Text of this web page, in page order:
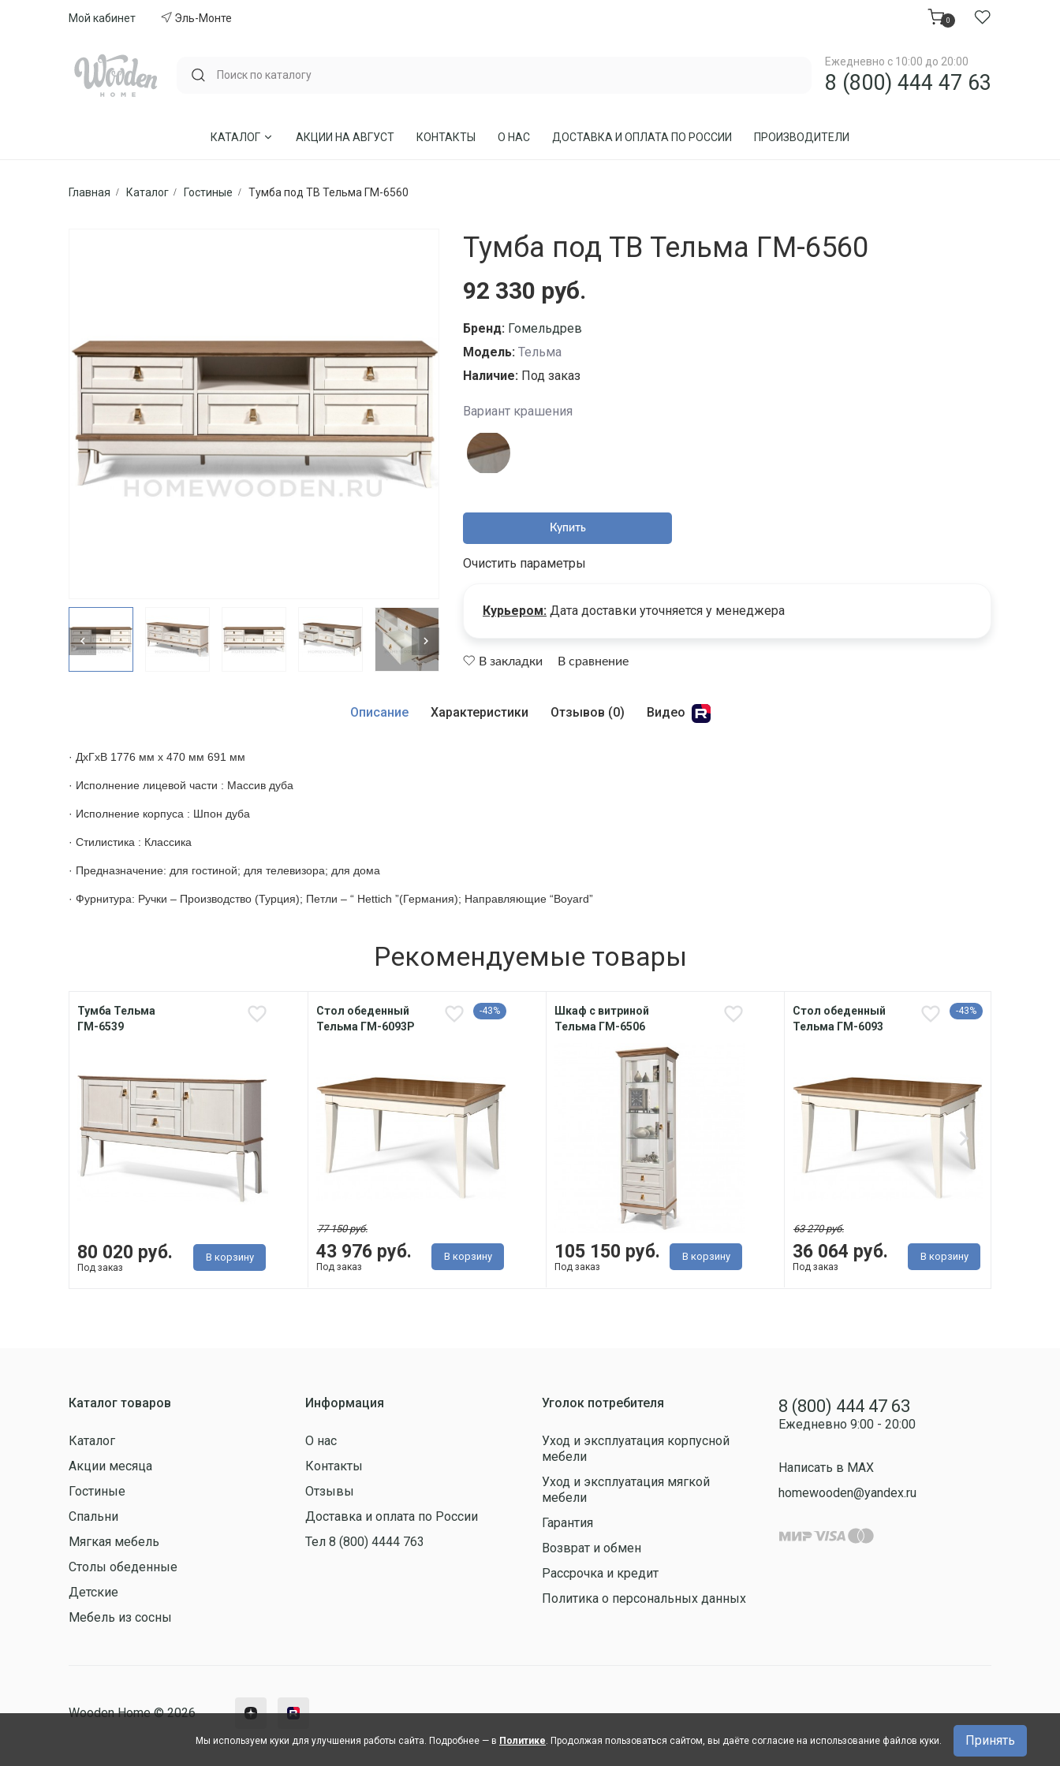
Мой кабинет Эль-Монте 0
Ежедневно с 10:00 до 20:00
8 (800) 444 47 63
КАТАЛОГ
КАБИНЕТЫ, БИБЛИОТЕКИ
МАТРАСЫ
МЕБЕЛЬ ИЗ РОТАНГА
АКЦИИ НА АВГУСТ КОНТАКТЫ О НАС ДОСТАВКА И ОПЛАТА ПО РОССИИ ПРОИЗВОДИТЕЛИ
Главная Каталог Гостиные Тумба под ТВ Тельма ГМ-6560
Тумба под ТВ Тельма ГМ-6560
92 330 руб.
Бренд: Гомельдрев
Модель: Тельма
Наличие: Под заказ
Вариант крашения
Купить
Очистить параметры
Курьером: Дата доставки уточняется у менеджера
В закладки В сравнение
Описание Характеристики Отзывов (0) Видео
· ДхГхВ 1776 мм х 470 мм 691 мм
· Исполнение лицевой части : Массив дуба
· Исполнение корпуса : Шпон дуба
· Стилистика : Классика
· Предназначение: для гостиной; для телевизора; для дома
· Фурнитура: Ручки – Производство (Турция); Петли – “ Hettich ”(Германия); Направляющие “Boyard”
Рекомендуемые товары
Тумба Тельма
ГМ-6539
80 020 руб.
Под заказ
В корзину
Стол обеденный
Тельма ГМ-6093Р
-43%
43 976 руб.
77 150 руб.
Под заказ
В корзину
Шкаф с витриной
Тельма ГМ-6506
105 150 руб.
Под заказ
В корзину
Стол обеденный
Тельма ГМ-6093
-43%
36 064 руб.
63 270 руб.
Под заказ
В корзину
Каталог товаров
Каталог
Акции месяца
Гостиные
Спальни
Мягкая мебель
Столы обеденные
Детские
Мебель из сосны
Информация
О нас
Контакты
Отзывы
Доставка и оплата по России
Тел 8 (800) 4444 763
Уголок потребителя
Уход и эксплуатация корпусной
мебели
Уход и эксплуатация мягкой
мебели
Гарантия
Возврат и обмен
Рассрочка и кредит
Политика о персональных данных
8 (800) 444 47 63
Ежедневно 9:00 - 20:00
Написать в MAX
homewooden@yandex.ru
Wooden Home © 2026
Мы используем куки для улучшения работы сайта. Подробнее — в Политике . Продолжая пользоваться сайтом, вы даёте согласие на использование файлов куки. Принять